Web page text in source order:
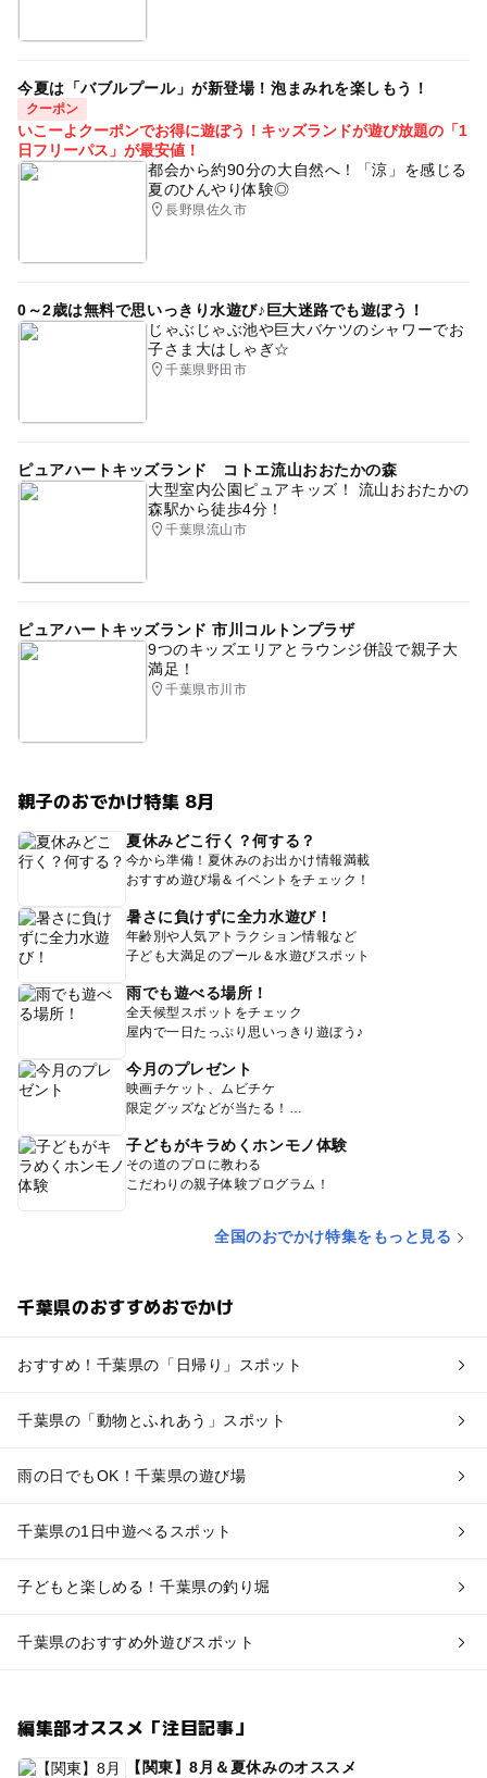
今夏は「バブルプール」が新登場！泡まみれを楽しもう！
クーポン
いこーよクーポンでお得に遊ぼう！キッズランドが遊び放題の「1
日フリーパス」が最安値！
都会から約90分の大自然へ！「涼」を感じる
夏のひんやり体験◎
長野県佐久市
0～2歳は無料で思いっきり水遊び♪巨大迷路でも遊ぼう！
じゃぶじゃぶ池や巨大バケツのシャワーでお
子さま大はしゃぎ☆
千葉県野田市
ピュアハートキッズランド コトエ流山おおたかの森
大型室内公園ピュアキッズ！ 流山おおたかの
森駅から徒歩4分！
千葉県流山市
ピュアハートキッズランド 市川コルトンプラザ
9つのキッズエリアとラウンジ併設で親子大
満足！
千葉県市川市
親子のおでかけ特集 8月
夏休みどこ行く？何する？
今から準備！夏休みのお出かけ情報満載
おすすめ遊び場＆イベントをチェック！
暑さに負けずに全力水遊び！
年齢別や人気アトラクション情報など
子ども大満足のプール＆水遊びスポット
雨でも遊べる場所！
全天候型スポットをチェック
屋内で一日たっぷり思いっきり遊ぼう♪
今月のプレゼント
映画チケット、ムビチケ
限定グッズなどが当たる！
子どもがキラめくホンモノ体験
その道のプロに教わる
こだわりの親子体験プログラム！
全国のおでかけ特集をもっと見る
千葉県のおすすめおでかけ
おすすめ！千葉県の「日帰り」スポット
千葉県の「動物とふれあう」スポット
雨の日でもOK！千葉県の遊び場
千葉県の1日中遊べるスポット
子どもと楽しめる！千葉県の釣り堀
千葉県のおすすめ外遊びスポット
編集部オススメ「注目記事」
【関東】8月＆夏休みのオススメ